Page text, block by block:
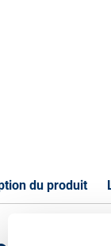
du produit